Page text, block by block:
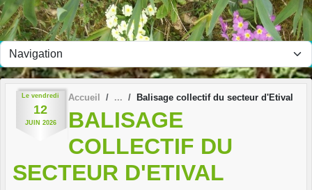
Le vendredi
12
JUIN 2026
Accueil Balisage collectif du secteur d'Etival
BALISAGE
COLLECTIF DU
SECTEUR D'ETIVAL